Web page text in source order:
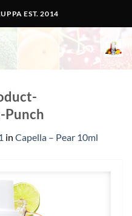
EST. 2014
Punch
in Capella – Pear 10ml